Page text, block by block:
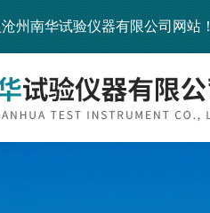
州南华试验仪器有限公司网站！